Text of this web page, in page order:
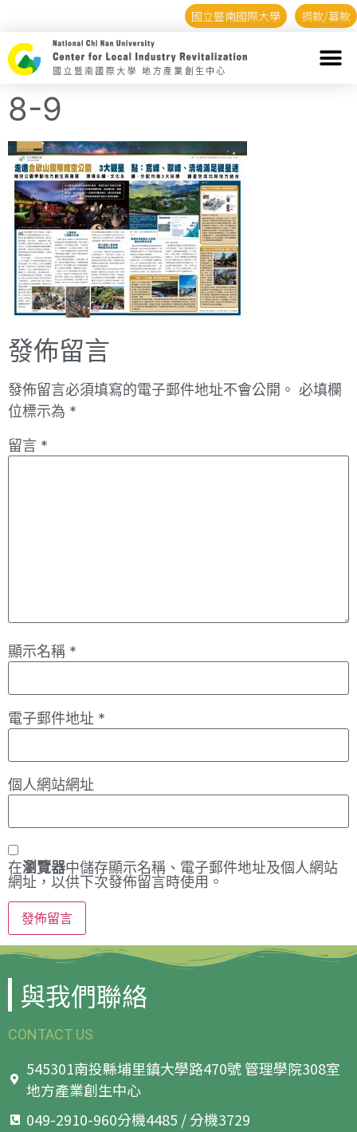
國立暨南國際大學 捐款/募款
8-9
發佈留言
發佈留言必須填寫的電子郵件地址不會公開。 必填欄
位標示為 *
留言 *
顯示名稱 *
電子郵件地址 *
個人網站網址
在瀏覽器中儲存顯示名稱、電子郵件地址及個人網站
網址，以供下次發佈留言時使用。
與我們聯絡
CONTACT US
545301南投縣埔里鎮大學路470號 管理學院308室
地方產業創生中心
049-2910-960分機4485 / 分機3729